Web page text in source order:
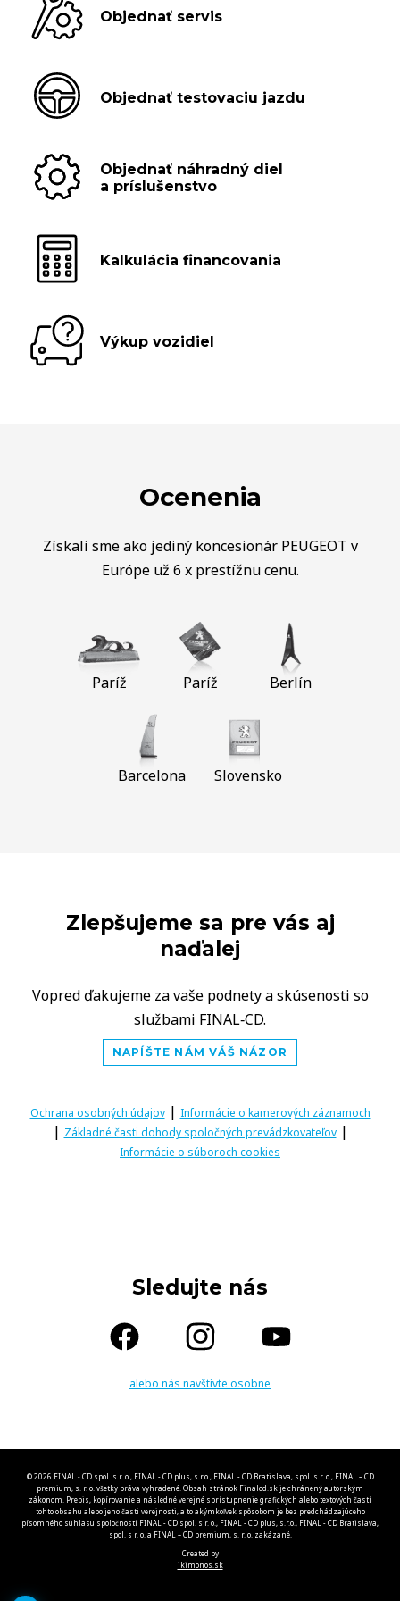
Objednať servis
Objednať testovaciu jazdu
Objednať náhradný diel
a príslušenstvo
Kalkulácia financovania
Výkup vozidiel
Ocenenia
Získali sme ako jediný koncesionár PEUGEOT v
Európe už 6 x prestížnu cenu.
Paríž Paríž Berlín
Barcelona Slovensko
Zlepšujeme sa pre vás aj
naďalej
Vopred ďakujeme za vaše podnety a skúsenosti so
službami FINAL‑CD.
NAPÍŠTE NÁM VÁŠ NÁZOR
Ochrana osobných údajov| Informácie o kamerových záznamoch
| Základné časti dohody spoločných prevádzkovateľov|
Informácie o súboroch cookies
Sledujte nás
alebo nás navštívte osobne
© 2026 FINAL - CD spol. s r. o., FINAL - CD plus, s.r.o., FINAL - CD Bratislava, spol. s r. o., FINAL – CD
premium, s. r. o. všetky práva vyhradené. Obsah stránok Finalcd.sk je chránený autorským
zákonom. Prepis, kopírovanie a následné verejné sprístupnenie grafických alebo textových častí
tohto obsahu alebo jeho časti verejnosti, a to akýmkoľvek spôsobom je bez predchádzajúceho
písomného súhlasu spoločností FINAL - CD spol. s r. o., FINAL - CD plus, s.r.o., FINAL - CD Bratislava,
spol. s r. o. a FINAL – CD premium, s. r. o. zakázané.
Created by
ikimonos.sk